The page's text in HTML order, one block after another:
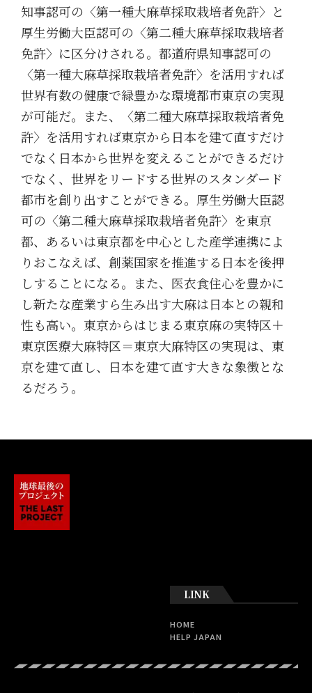
知事認可の〈第一種大麻草採取栽培者免許〉 と
厚生労働大臣認可の〈第二種大麻草採取栽培者
免許〉に区分けされる。 都道府県知事認可の
〈第一種大麻草採取栽培者免許〉 を活用すれば
世界有数の健康で緑豊かな環境都市東京の実現
が可能だ。また、〈第二種大麻草採取栽培者免
許〉を活用すれば東京から日本を建て直すだけ
でなく日本から世界を変えることができるだけ
でなく、世界をリードする世界のスタンダード
都市を創り出すことができる。厚生労働大臣認
可の〈第二種大麻草採取栽培者免許〉を東京
都、あるいは東京都を中心とした産学連携によ
りおこなえば、創薬国家を推進する日本を後押
しすることになる。また、医衣食住心を豊かに
し新たな産業すら生み出す大麻は日本との親和
性も高い。東京からはじまる東京麻の実特区＋
東京医療大麻特区＝東京大麻特区の実現は、東
京を建て直し、日本を建て直す大きな象徴とな
るだろう。
LINK
HOME
HELP JAPAN